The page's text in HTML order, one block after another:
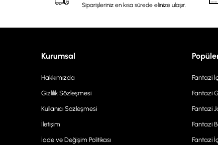
Siparişleriniz en kısa sürede elinize ulaşır.
Kurumsal
Hakkımızda
Gizlilik Sözleşmesi
Kullanıcı Sözleşmesi
İletişim
İade ve Değişim Politikası
Fantazi
Fantazi
Fantazi
Fantazi
Fantazi